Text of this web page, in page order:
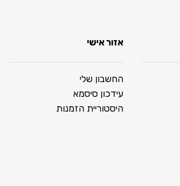
אזור אישי
החשבון שלי
עידכון סיסמא
היסטוריית הזמנות